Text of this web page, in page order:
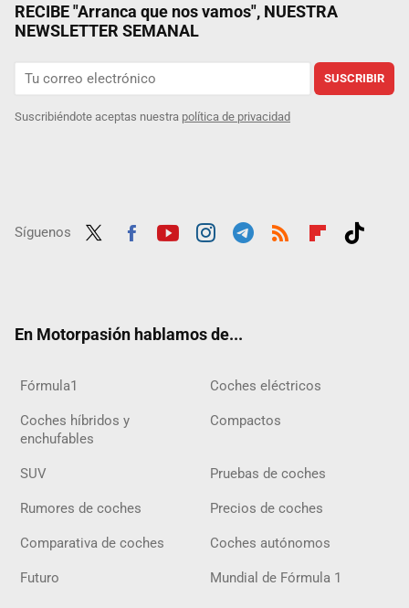
RECIBE "Arranca que nos vamos", NUESTRA
NEWSLETTER SEMANAL
SUSCRIBIR
Suscribiéndote aceptas nuestra política de privacidad
Síguenos
En Motorpasión hablamos de...
Fórmula1 Coches eléctricos
Coches híbridos y
enchufables
Compactos
SUV Pruebas de coches
Rumores de coches Precios de coches
Comparativa de coches Coches autónomos
Futuro Mundial de Fórmula 1